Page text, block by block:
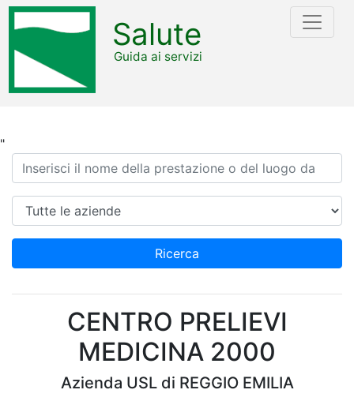
"
Salute
Guida ai servizi
Ricerca
Azienda
Ricerca
CENTRO PRELIEVI
MEDICINA 2000
Azienda USL di REGGIO EMILIA